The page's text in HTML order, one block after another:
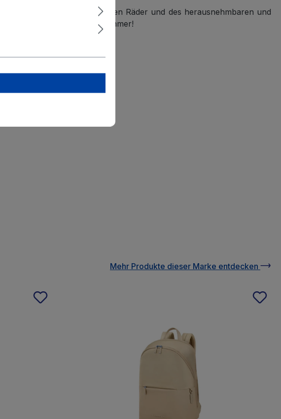
der stoßdämpfenden Räder und des herausnehmbaren und
das Reisen noch angenehmer!
Mehr Produkte dieser Marke entdecken